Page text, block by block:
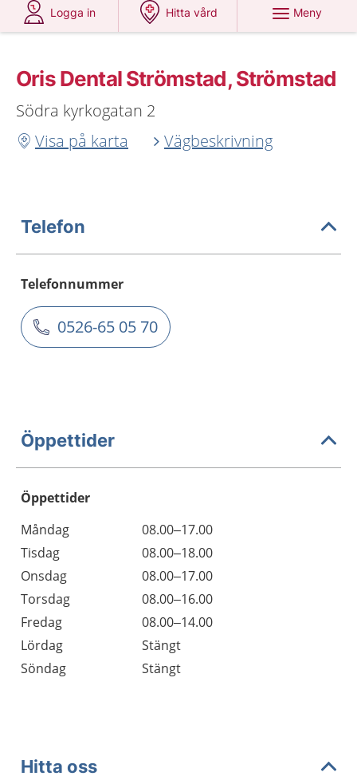
Logga in
Hitta vård
Meny
Oris Dental Strömstad, Strömstad
Södra kyrkogatan 2
Visa på karta
Vägbeskrivning
Telefon
Telefonnummer
0526-65 05 70
Öppettider
Öppettider
Dag
Öppettider
Kommentarer
Måndag
08.00–17.00
Tisdag
08.00–18.00
Onsdag
08.00–17.00
Torsdag
08.00–16.00
Fredag
08.00–14.00
Lördag
Stängt
Söndag
Stängt
Hitta oss